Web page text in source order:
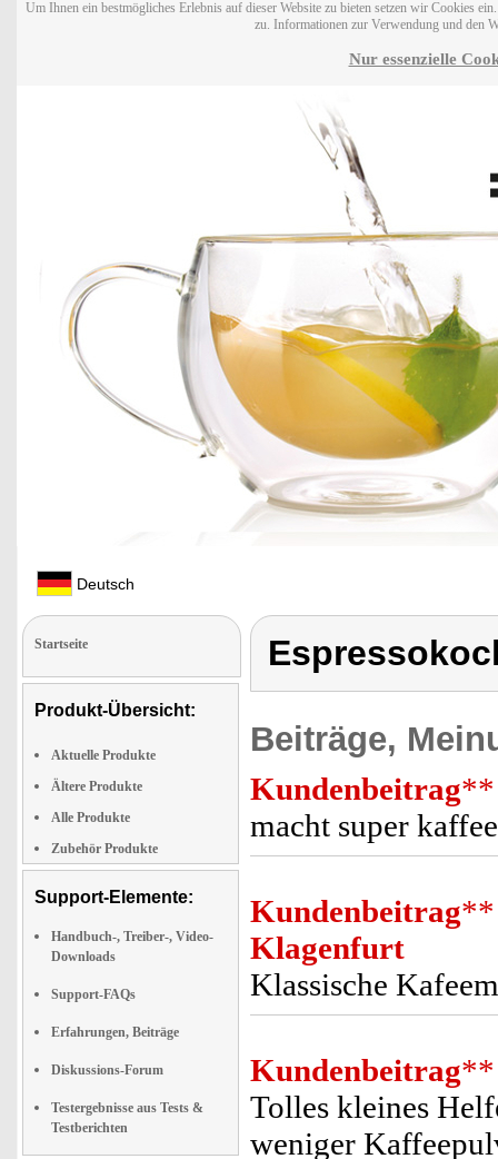
Um Ihnen ein bestmögliches Erlebnis auf dieser Website zu bieten setzen wir Cookies
zu. Informationen zur Verwendung und den
Nur essenzielle
Deutsch
Startseite
Produkt-Übersicht:
Aktuelle Produkte
Ältere Produkte
Alle Produkte
Zubehör Produkte
Support-Elemente:
Handbuch-, Treiber-, Video-
Downloads
Support-FAQs
Erfahrungen, Beiträge
Diskussions-Forum
Testergebnisse aus Tests &
Testberichten
Beiträge,
Kundenbeitrag**
macht super
Kundenbeitrag**
Klagenfurt
Klassische
Kundenbeitrag**
Tolles kleines
weniger